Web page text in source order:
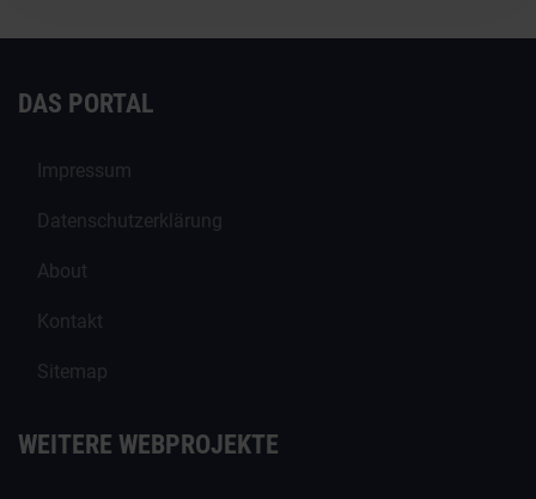
DAS PORTAL
Impressum
Datenschutzerklärung
About
Kontakt
Sitemap
WEITERE WEBPROJEKTE